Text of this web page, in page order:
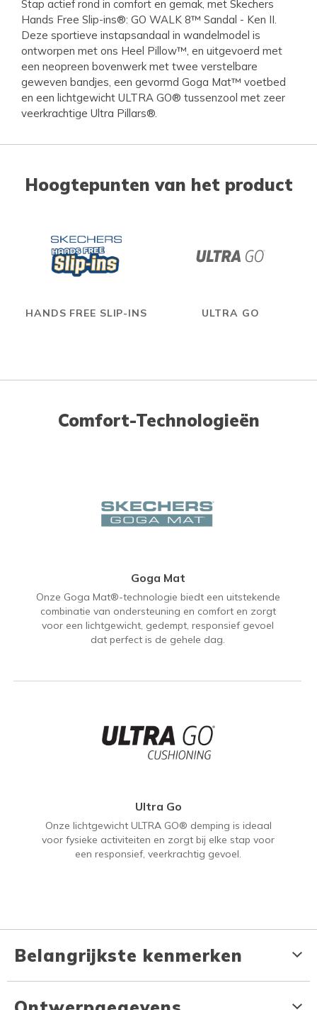
Stap actief rond in comfort en gemak, met Skechers
Hands Free Slip-ins®: GO WALK 8™ Sandal - Ken II.
Deze sportieve instapsandaal in wandelmodel is
ontworpen met ons Heel Pillow™, en uitgevoerd met
een neopreen bovenwerk met twee verstelbare
geweven bandjes, een gevormd Goga Mat™ voetbed
en een lichtgewicht ULTRA GO® tussenzool met zeer
veerkrachtige Ultra Pillars®.
Hoogtepunten van het product
HANDS FREE SLIP-INS ULTRA GO
Comfort-Technologieën
Goga Mat
Onze Goga Mat®-technologie biedt een uitstekende
combinatie van ondersteuning en comfort en zorgt
voor een lichtgewicht, gedempt, responsief gevoel
dat perfect is de gehele dag.
Ultra Go
Onze lichtgewicht ULTRA GO® demping is ideaal
voor fysieke activiteiten en zorgt bij elke stap voor
een responsief, veerkrachtig gevoel.
Belangrijkste kenmerken